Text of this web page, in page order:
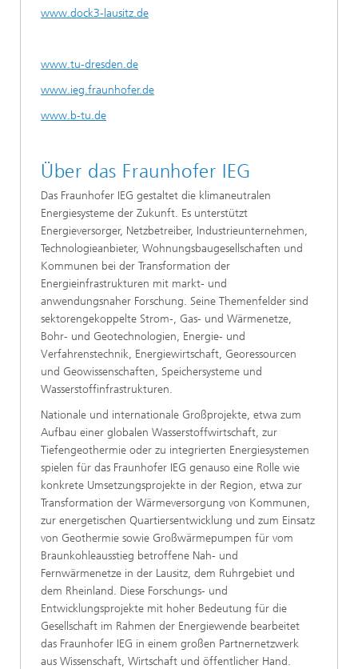
www.dock3-lausitz.de
www.tu-dresden.de
www.ieg.fraunhofer.de
www.b-tu.de
Über das Fraunhofer IEG
Das Fraunhofer IEG gestaltet die klimaneutralen
Energiesysteme der Zukunft. Es unterstützt
Energieversorger, Netzbetreiber, Industrieunternehmen,
Technologieanbieter, Wohnungsbaugesellschaften und
Kommunen bei der Transformation der
Energieinfrastrukturen mit markt- und
anwendungsnaher Forschung. Seine Themenfelder sind
sektorengekoppelte Strom-, Gas- und Wärmenetze,
Bohr- und Geotechnologien, Energie- und
Verfahrenstechnik, Energiewirtschaft, Georessourcen
und Geowissenschaften, Speichersysteme und
Wasserstoffinfrastrukturen.
Nationale und internationale Großprojekte, etwa zum
Aufbau einer globalen Wasserstoffwirtschaft, zur
Tiefengeothermie oder zu integrierten Energiesystemen
spielen für das Fraunhofer IEG genauso eine Rolle wie
konkrete Umsetzungsprojekte in der Region, etwa zur
Transformation der Wärmeversorgung von Kommunen,
zur energetischen Quartiersentwicklung und zum Einsatz
von Geothermie sowie Großwärmepumpen für vom
Braunkohleausstieg betroffene Nah- und
Fernwärmenetze in der Lausitz, dem Ruhrgebiet und
dem Rheinland. Diese Forschungs- und
Entwicklungsprojekte mit hoher Bedeutung für die
Gesellschaft im Rahmen der Energiewende bearbeitet
das Fraunhofer IEG in einem großen Partnernetzwerk
aus Wissenschaft, Wirtschaft und öffentlicher Hand.